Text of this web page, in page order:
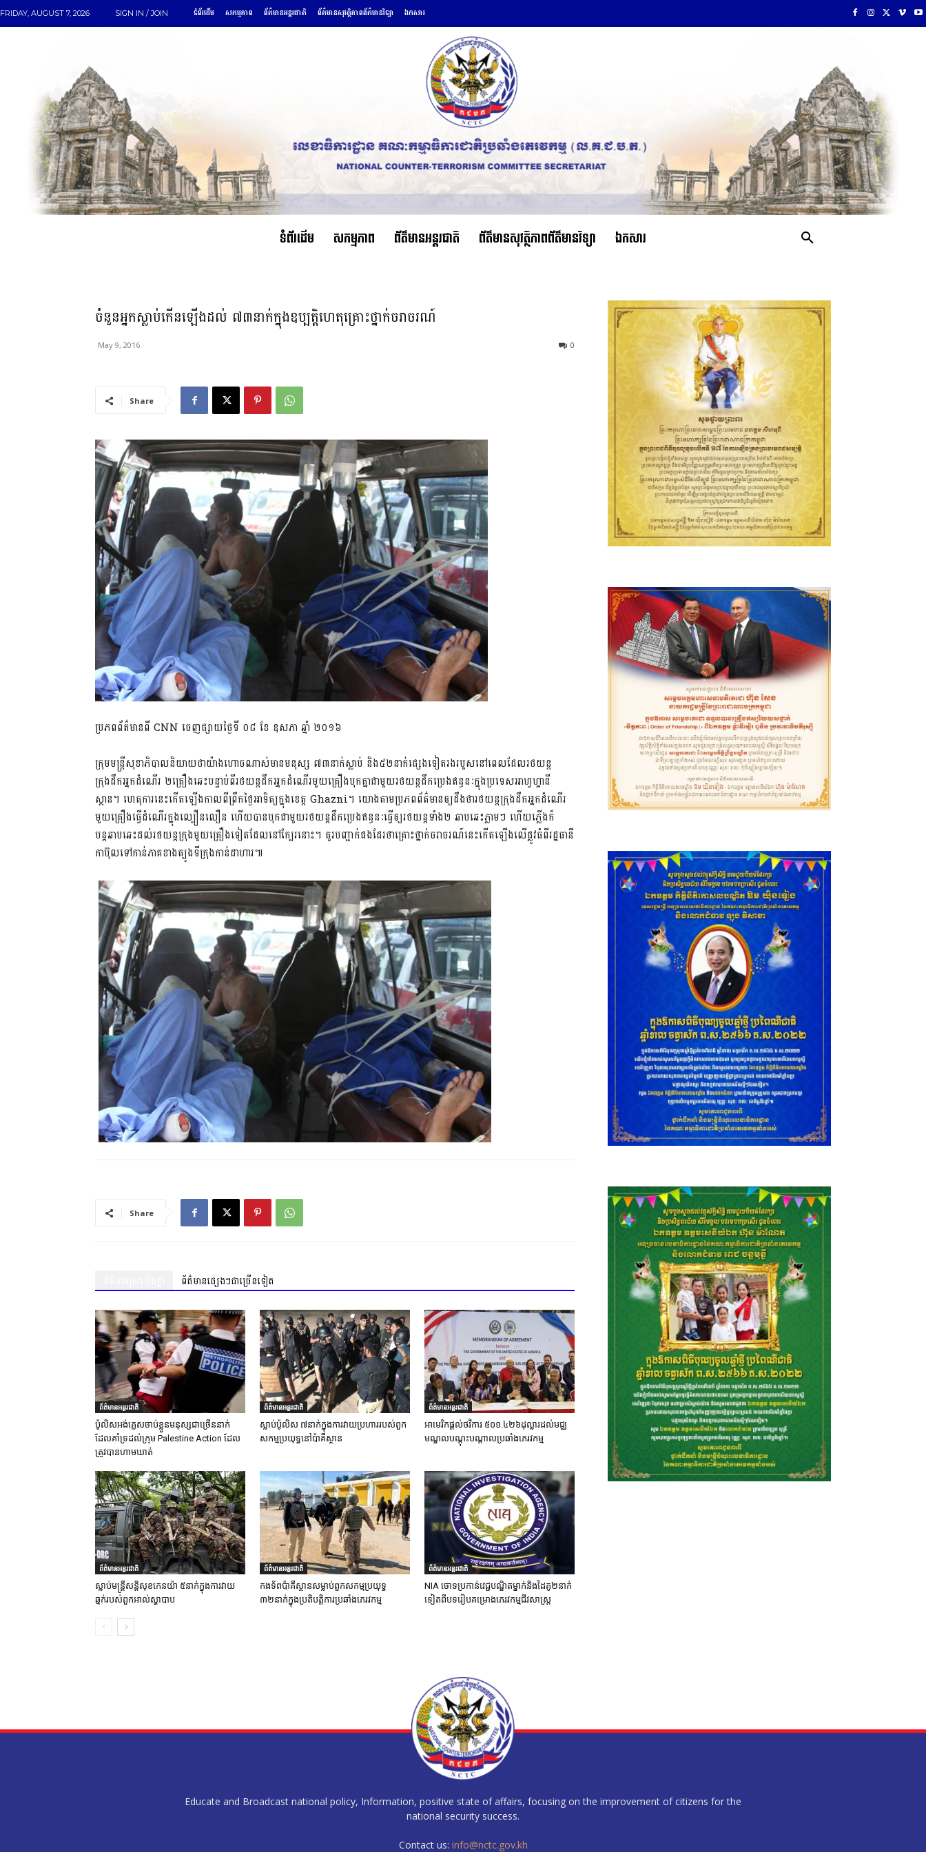
FRIDAY, AUGUST 7, 2026 SIGN IN / JOIN ទំព័រដើម សកម្មភាព ព័ត៌មានអន្តរជាតិ ព័ត៌មានសុវត្ថិភាពព័ត៌មានវិទ្យា ឯកសារ
ទំព័រដើម សកម្មភាព ព័ត៌មានអន្តរជាតិ ព័ត៌មានសុវត្ថិភាពព័ត៌មានវិទ្យា ឯកសារ
ចំនួនអ្នកស្លាប់កើនឡើងដល់ ៧៣នាក់ក្នុងឧប្បត្តិហេតុគ្រោះថ្នាក់ចរាចរណ៍
May 9, 2016 0
Share
ប្រភពព័ត៌មានពី CNN ចេញផ្សាយថ្ងៃទី ០៨ ខែ ឧសភា ឆ្នាំ ២០១៦
ក្រុមមន្ត្រីសុខាភិបាលនិយាយថាយ៉ាងហោចណាស់មានមនុស្ស ៧៣នាក់ស្លាប់ និង៥២នាក់ផ្សេងទៀតរងរបួសនៅពេលដែលរថយន្ត
ក្រុងដឹកអ្នកដំណើរ ២គ្រឿងឆេះបន្ទាប់ពីរថយន្តដឹកអ្នកដំណើរមួយគ្រឿងបុកគ្នាជាមួយរថយន្តដឹកប្រេងឥន្ធនៈក្នុងប្រទេសអាហ្វហ្គានី
ស្ថាន។ ហេតុការនេះកើតឡើងកាលពីព្រឹកថ្ងៃអាទិត្យក្នុងខេត្ត Ghazni។ យោងតាមប្រភពព័ត៌មានឲ្យដឹងថារថយន្តក្រុងដឹកអ្នកដំណើរ
មួយគ្រឿងធ្វើដំណើរក្នុងល្បឿនលឿន ហើយបានបុកជាមួយរថយន្តដឹកប្រេងឥន្ធនៈធ្វើឲ្យរថយន្តទាំង២ ឆាបឆេះភ្លាមៗ ហើយភើ្លងក៏
បន្តឆាបឆេះដល់រថយន្តក្រុងមួយគ្រឿងទៀតដែលនៅក្បែរនោះ។ គួរបញ្ជាក់ផងដែរថាគ្រោះថ្នាក់ចរាចរណ៍នេះកើតឡើងលើផ្លូវធំពីរដ្ឋធានី
កាប៊ុលទៅកាន់ភាគខាងត្បូងទីក្រុងកាន់ដាហារ៕
Share
ព័ត៌មានផ្សេងៗជាច្រើនទៀត
ព័ត៌មានអន្តរជាតិ
ប៉ូលិសអង់គ្លេសចាប់ខ្លួនមនុស្សជាច្រើននាក់
ដែលគាំទ្រដល់ក្រុម Palestine Action ដែល
ត្រូវបានហាមឃាត់
ព័ត៌មានអន្តរជាតិ
ស្លាប់ប៉ូលិស ៧នាក់ក្នុងការវាយប្រហាររបស់ពួក
សកម្មប្រយុទ្ធនៅប៉ាគីស្ថាន
ព័ត៌មានអន្តរជាតិ
អាមេរិកផ្តល់ថវិការ ៥០១.៤២៦ដុល្លារដល់មជ្ឈ
មណ្ឌលបណ្តុះបណ្តាលប្រឆាំងភេរវកម្ម
ព័ត៌មានអន្តរជាតិ
ស្លាប់មន្ត្រីសន្តិសុខកេនយ៉ា ៥នាក់ក្នុងការវាយ
ឆ្មក់របស់ពួកអាល់ស្ហាបាប
ព័ត៌មានអន្តរជាតិ
កងទ័ពប៉ាគីស្ថានសម្លាប់ពួកសកម្មប្រយុទ្ធ
៣២នាក់ក្នុងប្រតិបត្តិការប្រឆាំងភេរវកម្ម
ព័ត៌មានអន្តរជាតិ
NIA ចោទប្រកាន់វេជ្ជបណ្ឌិតម្នាក់និងដៃគូ២នាក់
ទៀតពីបទរៀបគម្រោងភេរវកម្មជីវសាស្ត្រ
Educate and Broadcast national policy, Information, positive state of affairs, focusing on the improvement of citizens for the
national security success.
Contact us: info@nctc.gov.kh